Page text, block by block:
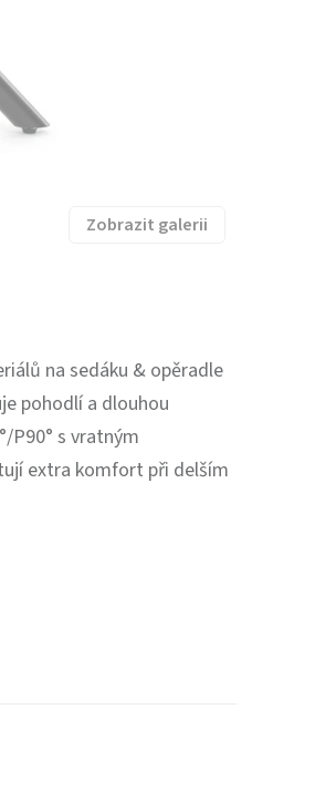
Zobrazit galerii
na sedáku & opěradle
pohodlí a dlouhou
P90° s vratným
extra komfort při delším